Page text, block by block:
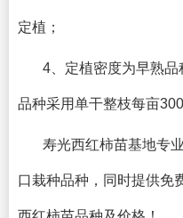
定植；
4、定植密度为早熟
品种采用单干整枝每亩
寿光西红柿苗基地专
口栽种品种，同时提供免